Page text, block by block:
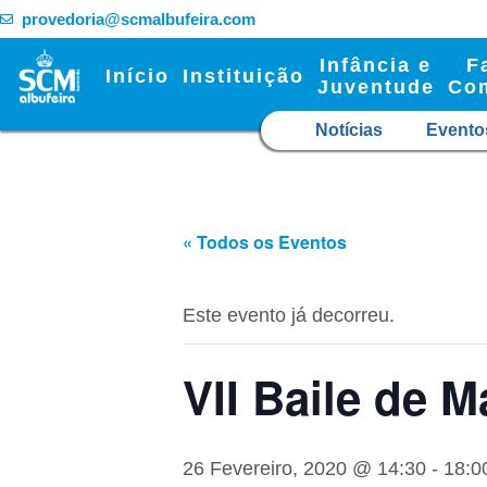
provedoria@scmalbufeira.com
Início Instituição
Infância e
Juventude
Notícias
« Todos os Eventos
Este evento já decorreu.
VII Baile de
26 Fevereiro, 2020 @ 14:30 -